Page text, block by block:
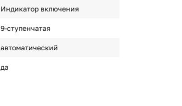
Индикатор включения
9-ступенчатая
автоматический
да